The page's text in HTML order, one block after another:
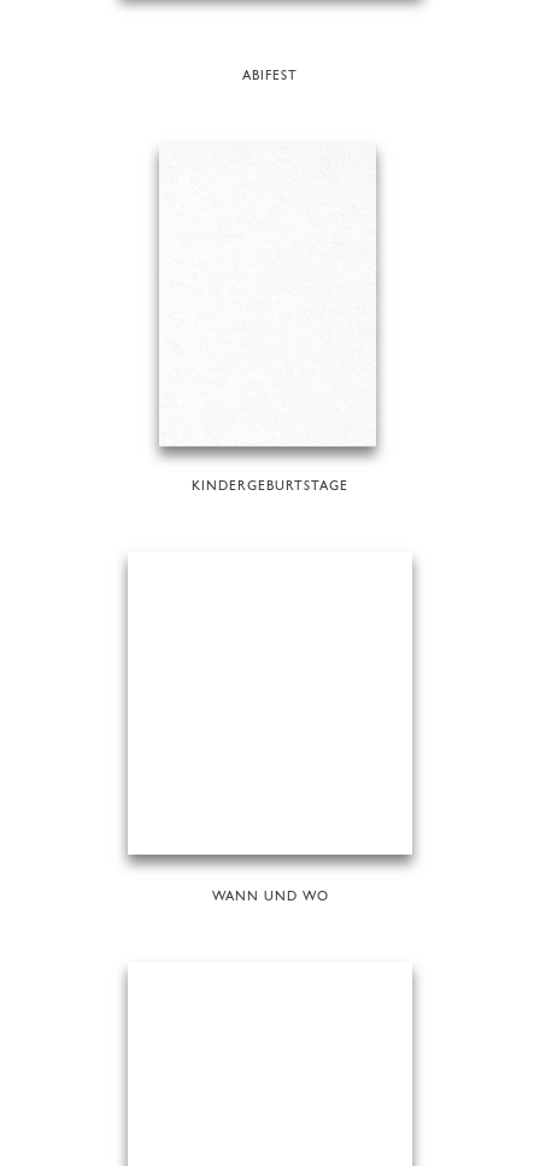
ABIFEST
KINDERGEBURTSTAGE
WANN UND WO